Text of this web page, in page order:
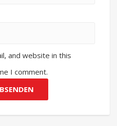
and website in this
I comment.